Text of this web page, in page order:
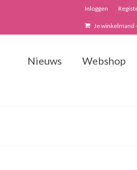
Inloggen
Je winkelmand -
Nieuws Webshop